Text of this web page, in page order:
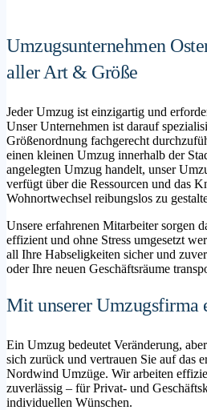
Umzugsunternehmen
aller Art & Größe
Jeder Umzug ist einzigartig und
Unser Unternehmen ist darauf
Größenordnung fachgerecht
einen kleinen Umzug innerhalb der
angelegten Umzug handelt, unser
verfügt über die Ressourcen und das
Wohnortwechsel reibungslos zu
Unsere erfahrenen Mitarbeiter sorgen
effizient und ohne Stress umgesetzt
all Ihre Habseligkeiten sicher und
oder Ihre neuen Geschäftsräume
Mit unserer Umzugsfirma
Ein Umzug bedeutet Veränderung,
sich zurück und vertrauen Sie auf das
Nordwind Umzüge. Wir arbeiten
zuverlässig – für Privat- und
individuellen Wünschen.